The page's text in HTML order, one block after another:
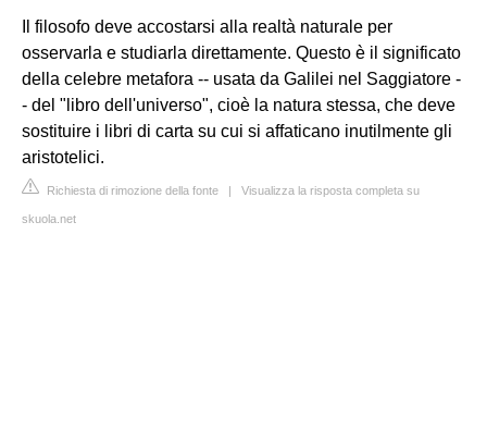
Il filosofo deve accostarsi alla realtà naturale per
osservarla e studiarla direttamente. Questo è il significato
della celebre metafora -- usata da Galilei nel Saggiatore -
- del "libro dell'universo", cioè la natura stessa, che deve
sostituire i libri di carta su cui si affaticano inutilmente gli
aristotelici.
Richiesta di rimozione della fonte | Visualizza la risposta completa su
skuola.net